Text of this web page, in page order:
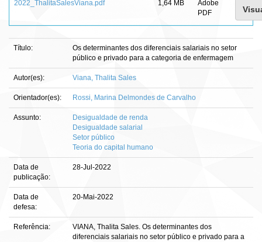
2022_ThalitaSalesViana.pdf 1,64 MB
Adobe
PDF
Título:
Os determinantes dos diferenciais salariais no setor
público e privado para a categoria de enfermagem
Autor(es): Viana, Thalita Sales
Orientador(es): Rossi, Marina Delmondes de Carvalho
Assunto:
Desigualdade de renda
Desigualdade salarial
Setor público
Teoria do capital humano
Data de
publicação:
28-Jul-2022
Data de
defesa:
20-Mai-2022
Referência:
VIANA, Thalita Sales. Os determinantes dos
diferenciais salariais no setor público e privado para a